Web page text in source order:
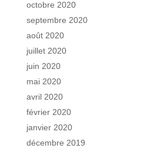
octobre 2020
septembre 2020
août 2020
juillet 2020
juin 2020
mai 2020
avril 2020
février 2020
janvier 2020
décembre 2019